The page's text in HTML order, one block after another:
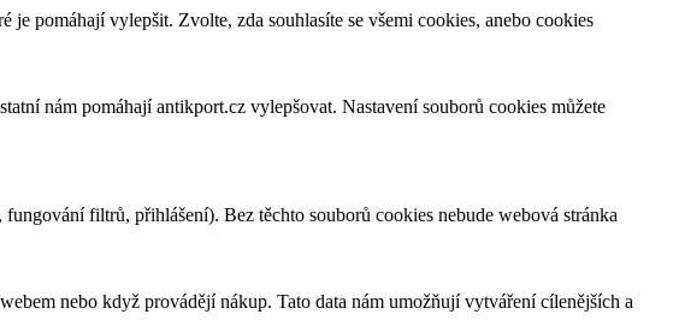
pomáhají vylepšit. Zvolte, zda souhlasíte se všemi cookies, anebo cookies
nám pomáhají antikport.cz vylepšovat. Nastavení souborů cookies můžete
filtrů, přihlášení). Bez těchto souborů cookies nebude webová stránka
nebo když provádějí nákup. Tato data nám umožňují vytváření cílenějších a